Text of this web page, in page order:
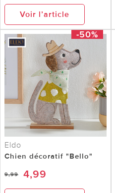
Voir l’article
-50%
Eldo
Chien décoratif "Bello"
9,99 4,99